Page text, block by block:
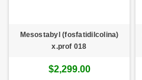
Mesostabyl (fosfatidilcolina)
x.prof 018
$2,299.00